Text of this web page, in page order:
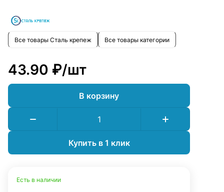
Все товары Сталь крепеж Все товары категории
43.90 ₽/шт
В корзину
Купить в 1 клик
Есть в наличии